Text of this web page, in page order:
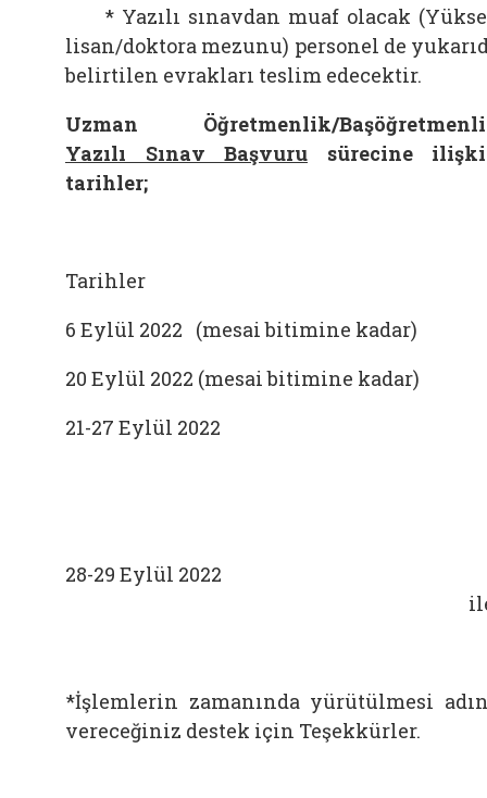
* Yazılı sınavdan muaf olacak
lisan/doktora mezunu) personel de
belirtilen evrakları teslim edecektir.
Uzman Öğretmenlik/
Yazılı Sınav Başvuru sürecine
tarihler;
Tarihler
6 Eylül 2022 (mesai bitimine kadar)
20 Eylül 2022 (mesai bitimine kadar)
21-27 Eylül 2022
28-29 Eylül 2022
*İşlemlerin zamanında yürütülmesi
vereceğiniz destek için Teşekkürler.